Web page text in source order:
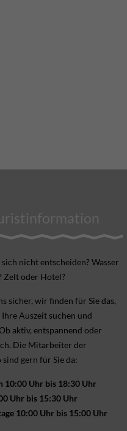
sich nicht ent­scheiden? Wasser
Zelt oder Hotel?
sicher, wir finden für Sie das,
Aus­zeit suchen und
aktiv, ent­spannend oder
Die Mitarbeiter der
gern für Sie da:
10:00 Uhr bis 18:30 Uhr
Uhr bis 15:30 Uhr
10:00 Uhr bis 15:00 Uhr